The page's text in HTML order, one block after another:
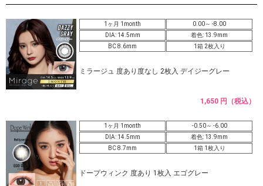
1ヶ月 1month
0.00～ -8.00
DIA: 14.5mm
着色: 13.9mm
BC 8.6mm
1箱 2枚入り
ミラージュ 度あり度なし 2枚入 デイジーグレー
1,650 円（税込）
1ヶ月 1month
-0.50～ -6.00
DIA: 14.5mm
着色: 13.9mm
BC 8.7mm
1箱 1枚入り
ドープウィンク 度あり 1枚入 エゴグレー